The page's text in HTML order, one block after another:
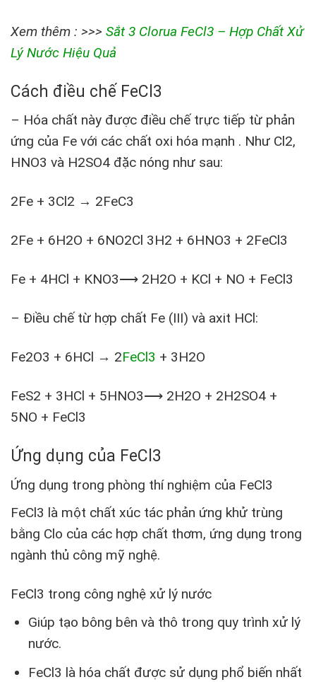
Xem thêm : >>> Sắt 3 Clorua FeCl3 – Hợp Chất Xử
Lý Nước Hiệu Quả
Cách điều chế FeCl3
– Hóa chất này được điều chế trực tiếp từ phản
ứng của Fe với các chất oxi hóa mạnh . Như Cl2,
HNO3 và H2SO4 đặc nóng như sau:
2Fe + 3Cl2 → 2FeC3
2Fe + 6H2O + 6NO2Cl 3H2 + 6HNO3 + 2FeCl3
Fe + 4HCl + KNO3⟶ 2H2O + KCl + NO + FeCl3
– Điều chế từ hợp chất Fe (III) và axit HCl:
Fe2O3 + 6HCl → 2FeCl3 + 3H2O
FeS2 + 3HCl + 5HNO3⟶ 2H2O + 2H2SO4 +
5NO + FeCl3
Ứng dụng của FeCl3
Ứng dụng trong phòng thí nghiệm của FeCl3
FeCl3 là một chất xúc tác phản ứng khử trùng
bằng Clo của các hợp chất thơm, ứng dụng trong
ngành thủ công mỹ nghệ.
FeCl3 trong công nghệ xử lý nước
Giúp tạo bông bên và thô trong quy trình xử lý
nước.
FeCl3 là hóa chất được sử dụng phổ biến nhất